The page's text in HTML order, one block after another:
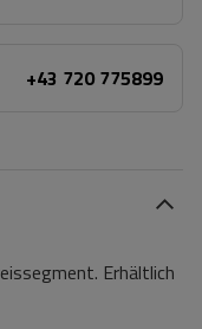
+43 720 775899
Erhältlich